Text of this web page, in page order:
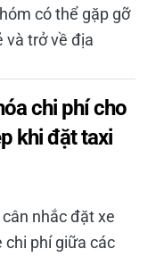
có thể gặp gỡ
và trở về địa
chi phí cho
khi đặt taxi
nhắc đặt xe
chi phí giữa các